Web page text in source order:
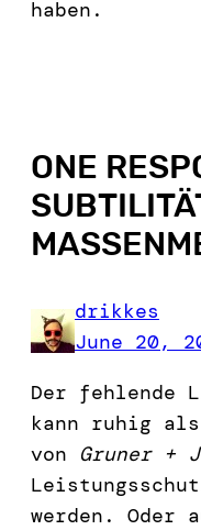
haben.
ONE
drikkes
June 20,
Der fehlende
kann ruhig als
von Gruner +
werden. Oder